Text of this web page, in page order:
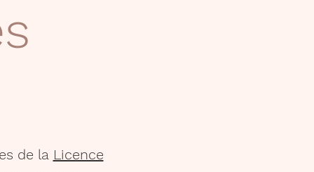
de la Licence